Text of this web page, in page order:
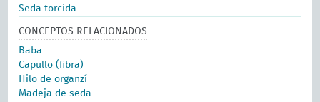
Seda torcida
CONCEPTOS RELACIONADOS
Baba
Capullo (fibra)
Hilo de organzí
Madeja de seda